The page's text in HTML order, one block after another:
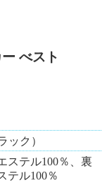
べスト
ック）
ステル100％、裏
テル100％